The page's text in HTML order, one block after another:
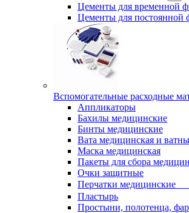
Цементы для временной
Цементы для постоянной
Вспомогательные расходные
Аппликаторы
Бахилы медицинские
Бинты медицинские
Вата медицинская и
Маска медицинская
Пакеты для сбора
Очки защитные
Перчатки медицинские
Пластырь
Простыни, полотенца,